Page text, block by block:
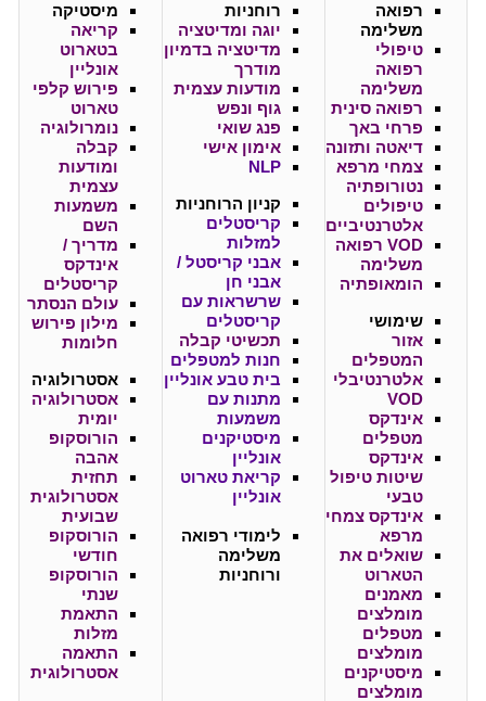
רפואה
משלימה
טיפולי
רפואה
משלימה
רפואה סינית
פרחי באך
דיאטה ותזונה
צמחי מרפא
נטורופתיה
טיפולים
אלטרנטיביים
VOD רפואה
משלימה
הומאופתיה
שימושי
אזור
המטפלים
אלטרנטיבלי
VOD
אינדקס
מטפלים
אינדקס
שיטות טיפול
טבעי
אינדקס צמחי
מרפא
שואלים את
הטארוט
מאמנים
מומלצים
מטפלים
מומלצים
מיסטיקנים
מומלצים
רוחניות
יוגה ומדיטציה
מדיטציה בדמיון
מודרך
מודעות עצמית
גוף ונפש
פנג שואי
אימון אישי
NLP
קניון הרוחניות
קריסטלים
למזלות
אבני קריסטל /
אבני חן
שרשראות עם
קריסטלים
תכשיטי קבלה
חנות למטפלים
בית טבע אונליין
מתנות עם
משמעות
מיסטיקנים
אונליין
קריאת טארוט
אונליין
לימודי רפואה
משלימה
ורוחניות
מיסטיקה
קריאה
בטארוט
אונליין
פירוש קלפי
טארוט
נומרולוגיה
קבלה
ומודעות
עצמית
משמעות
השם
מדריך /
אינדקס
קריסטלים
עולם הנסתר
מילון פירוש
חלומות
אסטרולוגיה
אסטרולוגיה
יומית
הורוסקופ
אהבה
תחזית
אסטרולוגית
שבועית
הורוסקופ
חודשי
הורוסקופ
שנתי
התאמת
מזלות
התאמה
אסטרולוגית